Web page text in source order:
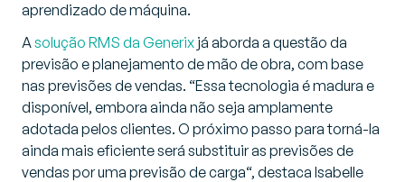
aprendizado de máquina.
Asolução RMS da Generix já aborda a questão da
previsão e planejamento de mão de obra, com base
nas previsões de vendas. “Essa tecnologia é madura e
disponível, embora ainda não seja amplamente
adotada pelos clientes. O próximo passo para torná-la
ainda mais eficiente será substituir as previsões de
vendas por uma previsão de carga“, destaca Isabelle